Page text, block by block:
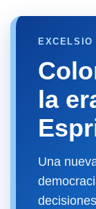
EXCELSIO
la
Una